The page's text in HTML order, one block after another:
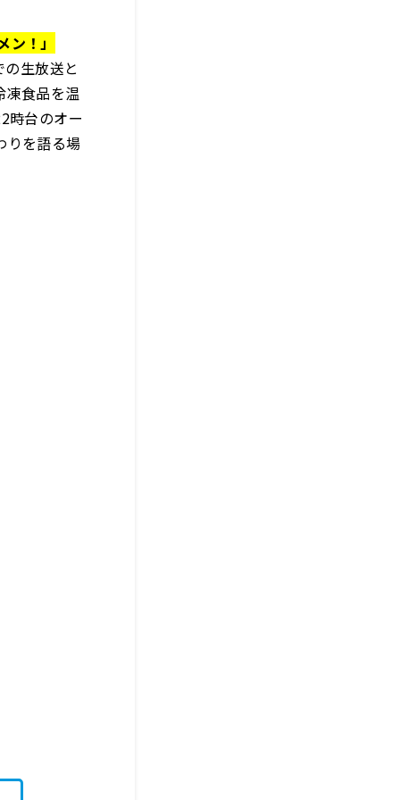
！」
生放送と
凍食品を温
時台のオー
りを語る場